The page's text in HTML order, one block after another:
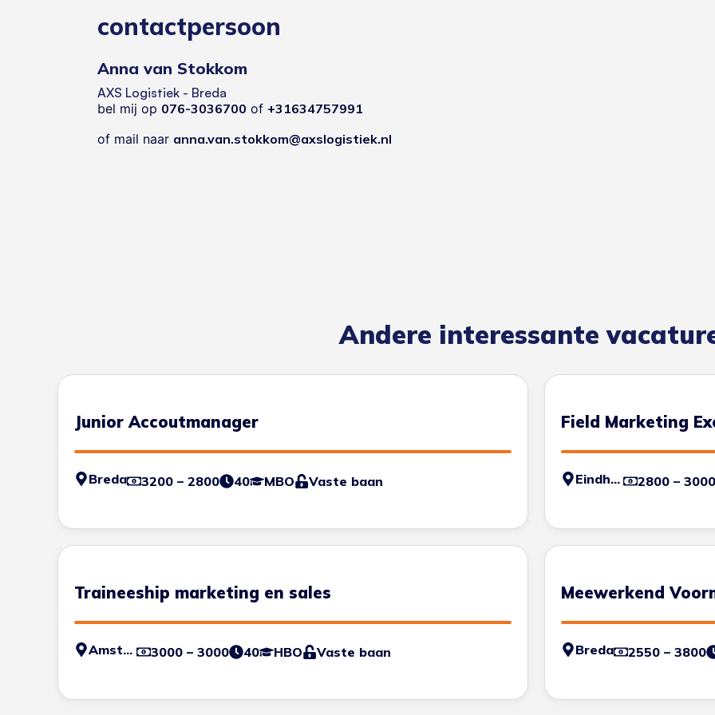
contactpersoon
Anna van Stokkom
AXS Logistiek - Breda
bel mij op 076-3036700 of +31634757991
of mail naar anna.van.stokkom@axslogistiek.nl
Andere interessante
Junior Accoutmanager
Breda 3200 – 2800 40 MBO Vaste baan
Field Marketing
Eindhoven 2800 – 3000
Traineeship marketing en sales
Amsterdam 3000 – 3000 40 HBO Vaste baan
Meewerkend
Breda 2550 – 3800